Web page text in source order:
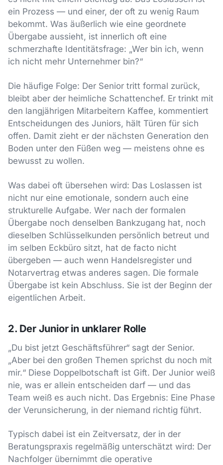
ein Prozess — und einer, der oft zu wenig Raum
bekommt. Was äußerlich wie eine geordnete
Übergabe aussieht, ist innerlich oft eine
schmerzhafte Identitätsfrage: „Wer bin ich, wenn
ich nicht mehr Unternehmer bin?“
Die häufige Folge: Der Senior tritt formal zurück,
bleibt aber der heimliche Schattenchef. Er trinkt mit
den langjährigen Mitarbeitern Kaffee, kommentiert
Entscheidungen des Juniors, hält Türen für sich
offen. Damit zieht er der nächsten Generation den
Boden unter den Füßen weg — meistens ohne es
bewusst zu wollen.
Was dabei oft übersehen wird: Das Loslassen ist
nicht nur eine emotionale, sondern auch eine
strukturelle Aufgabe. Wer nach der formalen
Übergabe noch denselben Bankzugang hat, noch
dieselben Schlüsselkunden persönlich betreut und
im selben Eckbüro sitzt, hat de facto nicht
übergeben — auch wenn Handelsregister und
Notarvertrag etwas anderes sagen. Die formale
Übergabe ist kein Abschluss. Sie ist der Beginn der
eigentlichen Arbeit.
2. Der Junior in unklarer Rolle
„Du bist jetzt Geschäftsführer“ sagt der Senior.
„Aber bei den großen Themen sprichst du noch mit
mir.“ Diese Doppelbotschaft ist Gift. Der Junior weiß
nie, was er allein entscheiden darf — und das
Team weiß es auch nicht. Das Ergebnis: Eine Phase
der Verunsicherung, in der niemand richtig führt.
Typisch dabei ist ein Zeitversatz, der in der
Beratungspraxis regelmäßig unterschätzt wird: Der
Nachfolger übernimmt die operative